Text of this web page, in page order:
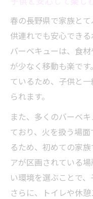
春の長野県で家族と
供連れでも安心でき
バーベキューは、食
が少なく移動も楽で
ているため、子供と
られます。
また、多くのバーベ
ており、火を扱う場
るため、初めての家
アが区画されている
い環境を選ぶことで、
さらに、トイレや休